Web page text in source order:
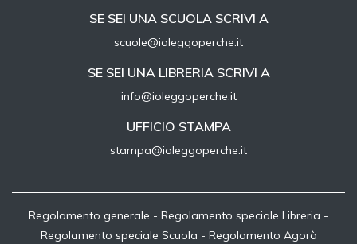
SE SEI UNA SCUOLA SCRIVI A
scuole@ioleggoperche.it
SE SEI UNA LIBRERIA SCRIVI A
info@ioleggoperche.it
UFFICIO STAMPA
stampa@ioleggoperche.it
Regolamento generale - Regolamento speciale Libreria -
Regolamento speciale Scuola - Regolamento Agorà